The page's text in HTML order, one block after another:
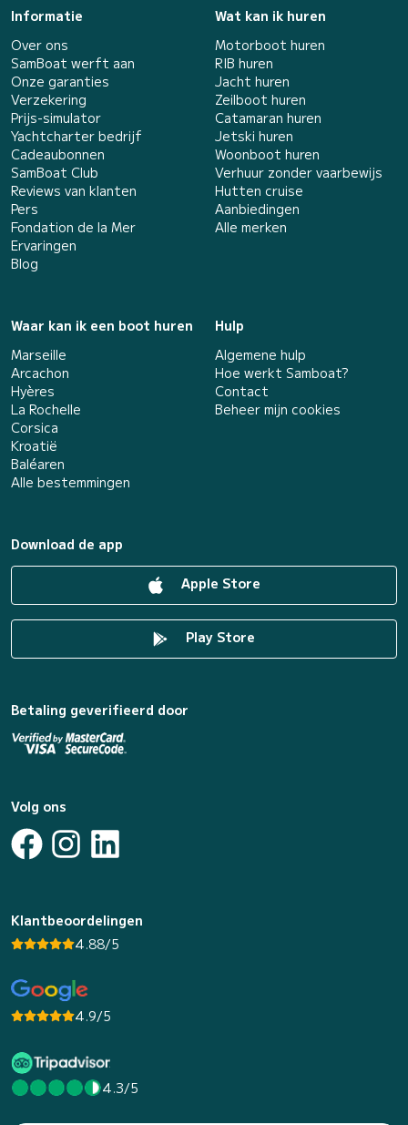
Informatie
Over ons
SamBoat werft aan
Onze garanties
Verzekering
Prijs-simulator
Yachtcharter bedrijf
Cadeaubonnen
SamBoat Club
Reviews van klanten
Pers
Fondation de la Mer
Ervaringen
Blog
Wat kan ik huren
Motorboot huren
RIB huren
Jacht huren
Zeilboot huren
Catamaran huren
Jetski huren
Woonboot huren
Verhuur zonder vaarbewijs
Hutten cruise
Aanbiedingen
Alle merken
Waar kan ik een boot huren
Marseille
Arcachon
Hyères
La Rochelle
Corsica
Kroatië
Baléaren
Alle bestemmingen
Hulp
Algemene hulp
Hoe werkt Samboat?
Contact
Beheer mijn cookies
Download de app
Apple Store
Play Store
Betaling geverifieerd door
Volg ons
Klantbeoordelingen
4.88/5
4.9/5
4.3/5